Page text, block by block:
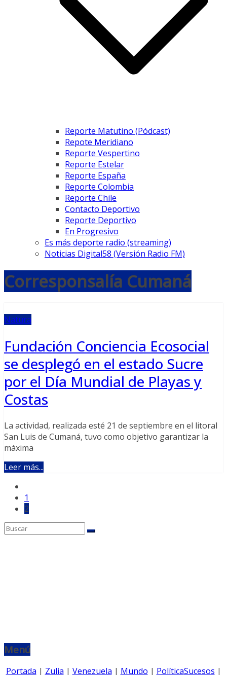
Reporte Matutino (Pódcast)
Repote Meridiano
Reporte Vespertino
Reporte Estelar
Reporte España
Reporte Colombia
Reporte Chile
Contacto Deportivo
Reporte Deportivo
En Progresivo
Es más deporte radio (streaming)
Noticias Digital58 (Versión Radio FM)
Corresponsalía Cumaná
Natura
Fundación Conciencia Ecosocial
se desplegó en el estado Sucre
por el Día Mundial de Playas y
Costas
La actividad, realizada esté 21 de septiembre en el litoral
San Luis de Cumaná, tuvo como objetivo garantizar la
máxima
Leer más...
Posts
pagination
1
2
Menú
Portada | Zulia | Venezuela | Mundo | PolíticaSucesos |